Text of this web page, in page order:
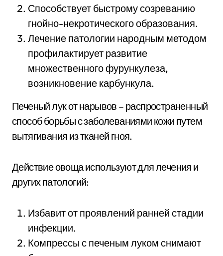
Способствует быстрому созреванию
гнойно-некротического образования.
Лечение патологии народным методом
профилактирует развитие
множественного фурункулеза,
возникновение карбункула.
Печеный лук от нарывов – распространенный
способ борьбы с заболеваниями кожи путем
вытягивания из тканей гноя.
Действие овоща используют для лечения и
других патологий:
Избавит от проявлений ранней стадии
инфекции.
Компрессы с печеным луком снимают